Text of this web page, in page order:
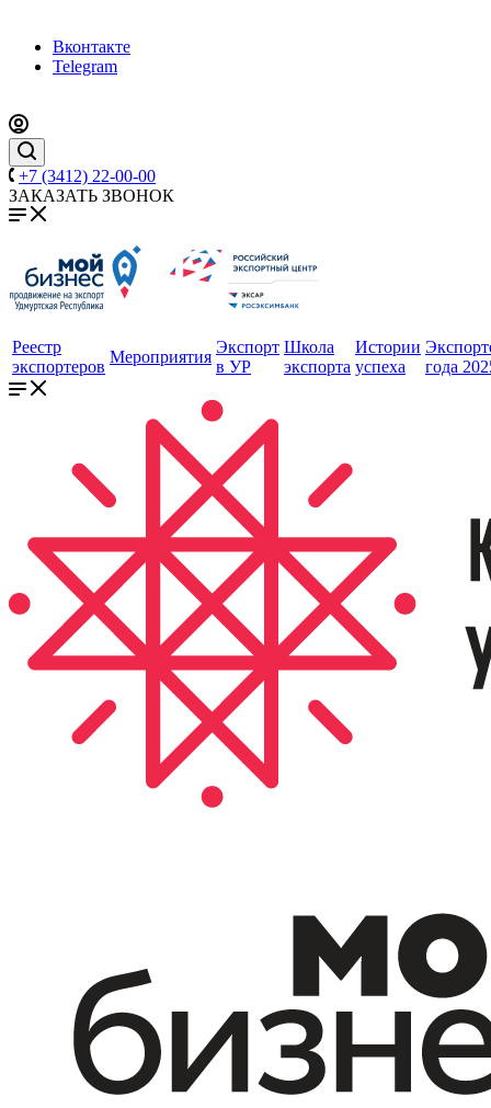
Вконтакте
Telegram
+7 (3412) 22-00-00
ЗАКАЗАТЬ ЗВОНОК
Реестр
экспортеров
Мероприятия
Экспорт
в УР
Школа
экспорта
Истории
успеха
года